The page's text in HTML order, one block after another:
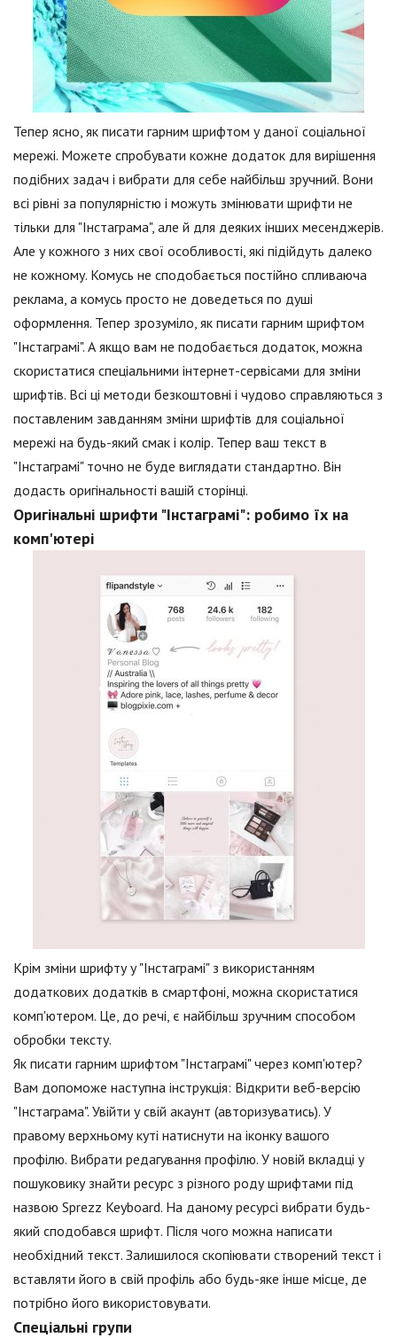
Тепер ясно, як писати гарним шрифтом у даної соціальної
мережі. Можете спробувати кожне додаток для вирішення
подібних задач і вибрати для себе найбільш зручний. Вони
всі рівні за популярністю і можуть змінювати шрифти не
тільки для "Інстаграма", але й для деяких інших месенджерів.
Але у кожного з них свої особливості, які підійдуть далеко
не кожному. Комусь не сподобається постійно спливаюча
реклама, а комусь просто не доведеться по душі
оформлення. Тепер зрозуміло, як писати гарним шрифтом
"Інстаграмі". А якщо вам не подобається додаток, можна
скористатися спеціальними інтернет-сервісами для зміни
шрифтів. Всі ці методи безкоштовні і чудово справляються з
поставленим завданням зміни шрифтів для соціальної
мережі на будь-який смак і колір. Тепер ваш текст в
"Інстаграмі" точно не буде виглядати стандартно. Він
додасть оригінальності вашій сторінці.
Оригінальні шрифти "Інстаграмі": робимо їх на
комп'ютері
Крім зміни шрифту у "Інстаграмі" з використанням
додаткових додатків в смартфоні, можна скористатися
комп'ютером. Це, до речі, є найбільш зручним способом
обробки тексту.
Як писати гарним шрифтом "Інстаграмі" через комп'ютер?
Вам допоможе наступна інструкція: Відкрити веб-версію
"Інстаграма". Увійти у свій акаунт (авторизуватись). У
правому верхньому куті натиснути на іконку вашого
профілю. Вибрати редагування профілю. У новій вкладці у
пошуковику знайти ресурс з різного роду шрифтами під
назвою Sprezz Keyboard. На даному ресурсі вибрати будь-
який сподобався шрифт. Після чого можна написати
необхідний текст. Залишилося скопіювати створений текст і
вставляти його в свій профіль або будь-яке інше місце, де
потрібно його використовувати.
Спеціальні групи